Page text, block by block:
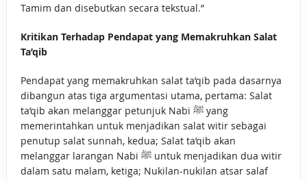
Tamim dan disebutkan secara tekstual.”
Kritikan Terhadap Pendapat yang Memakruhkan Salat
Ta’qib
Pendapat yang memakruhkan salat ta’qib pada dasarnya
dibangun atas tiga argumentasi utama, pertama: Salat
ta’qib akan melanggar petunjuk Nabi ﷺ yang
memerintahkan untuk menjadikan salat witir sebagai
penutup salat sunnah, kedua; Salat ta’qib akan
melanggar larangan Nabi ﷺ untuk menjadikan dua witir
dalam satu malam, ketiga; Nukilan-nukilan atsar salaf